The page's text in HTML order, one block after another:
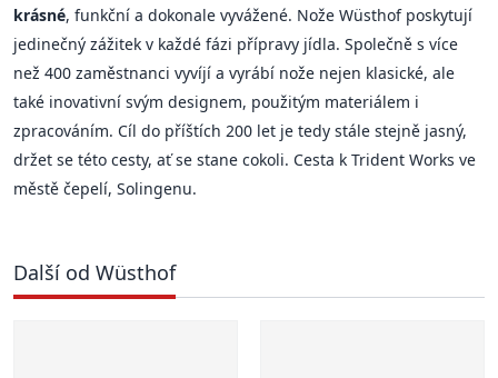
krásné, funkční a dokonale vyvážené. Nože Wüsthof poskytují
jedinečný zážitek v každé fázi přípravy jídla. Společně s více
než 400 zaměstnanci vyvíjí a vyrábí nože nejen klasické, ale
také inovativní svým designem, použitým materiálem i
zpracováním. Cíl do příštích 200 let je tedy stále stejně jasný,
držet se této cesty, ať se stane cokoli. Cesta k Trident Works ve
městě čepelí, Solingenu.
Další od Wüsthof